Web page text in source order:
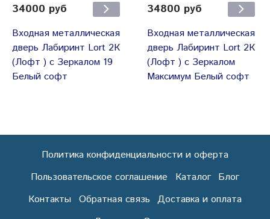
34000 руб
Входная металлическая
дверь Лабиринт Lort 2К
(Лофт ) с Зеркалом 19
Белый софт
34800 руб
Входная металлическая
дверь Лабиринт Lort 2К
(Лофт ) с Зеркалом
Максимум Белый софт
Политика конфиденциальности и оферта
Пользовательское соглашение
Каталог Блог
Контакты Обратная связь Доставка и оплата